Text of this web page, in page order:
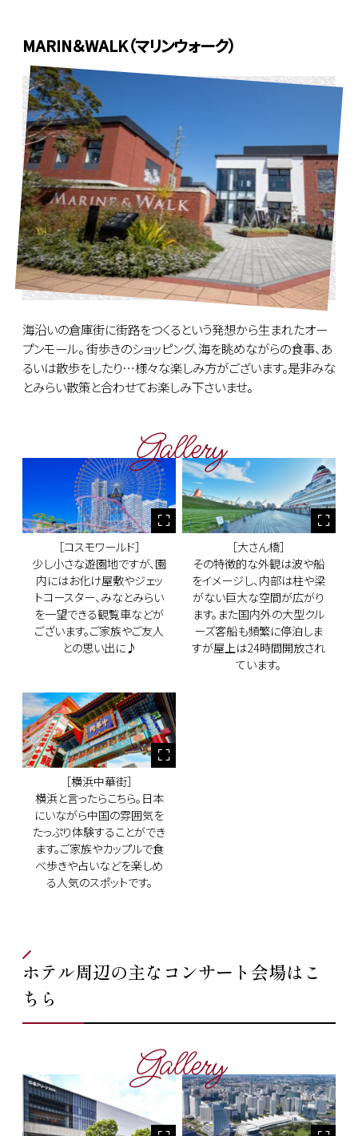
MARIN＆WALK（マリンウォーク）
海沿いの倉庫街に街路をつくるという発想から生まれたオー
プンモール。 街歩きのショッピング、海を眺めながらの食事、あ
るいは散歩をしたり…様々な楽しみ方がございます。是非みな
とみらい散策と合わせてお楽しみ下さいませ。
Gallery
［コスモワールド］
少し小さな遊園地ですが、園
内にはお化け屋敷やジェッ
トコースター、みなとみらい
を一望できる観覧車などが
ございます。ご家族やご友人
との思い出に♪
［大さん橋］
その特徴的な外観は波や船
をイメージし、内部は柱や梁
がない巨大な空間が広がり
ます。また国内外の大型クル
ーズ客船も頻繁に停泊しま
すが屋上は24時間開放され
ています。
［横浜中華街］
横浜と言ったらこちら。日本
にいながら中国の雰囲気を
たっぷり体験することができ
ます。ご家族やカップルで食
べ歩きや占いなどを楽しめ
る人気のスポットです。
ホテル周辺の主なコンサート会場はこ
ちら
Gallery